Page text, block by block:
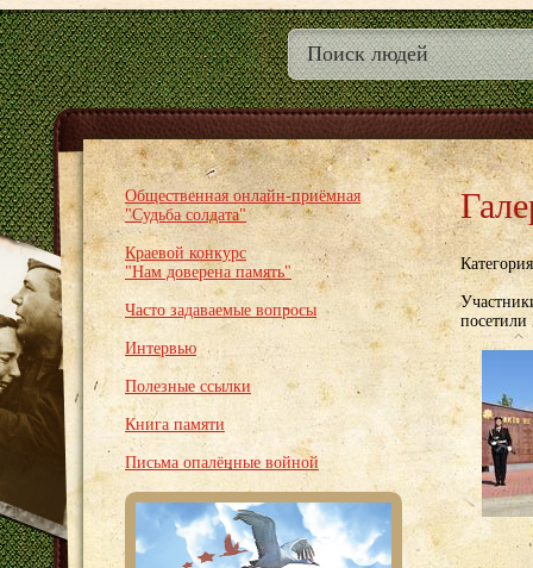
Общественная онлайн-приёмная
"Судьба солдата"
Краевой конкурс
"Нам доверена память"
Часто задаваемые вопросы
Интервью
Полезные ссылки
Книга памяти
Письма опалённые войной